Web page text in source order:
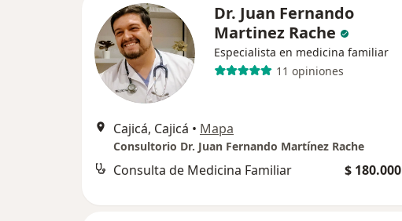
Dr. Juan Fernando
Martinez Rache
Especialista en medicina familiar
11 opiniones
Cajicá, Cajicá • Mapa
Consultorio Dr. Juan Fernando Martínez Rache
Consulta de Medicina Familiar $ 180.000